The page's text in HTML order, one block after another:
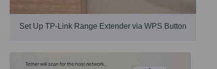
Set Up TP-Link Range Extender via WPS Button